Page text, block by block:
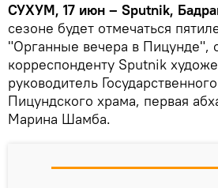
СУХУМ, 17 июн – Sputnik,
сезоне будет отмечаться
"Органные вечера в Пицунде",
корреспонденту Sputnik
руководитель
Пицундского храма, первая
Марина Шамба.